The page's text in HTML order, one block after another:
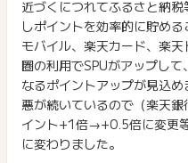
近づくにつれてふるさと納
しポイントを効率的に貯め
モバイル、楽天カード、楽
圏の利用でSPUがアップし
なるポイントアップが見込
悪が続いているので（楽天
イント+1倍→+0.5倍に変更
に変わりました。